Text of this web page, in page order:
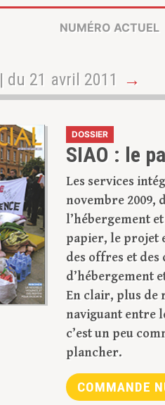
NUMÉRO ACTUEL
| du 21 avril 2011 →
DOSSIER
SIAO : le
Les services
novembre 2009,
l’hébergement
papier, le projet
des offres et des
d’hébergement
En clair, plus de
naviguant entre
c’est un peu
plancher.
COMMANDE